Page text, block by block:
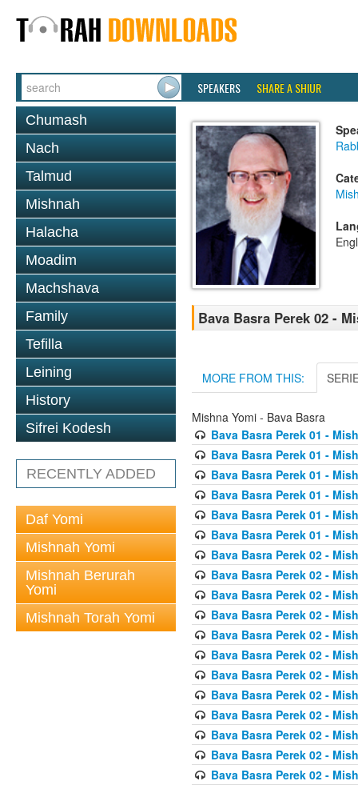
SPEAKERS SHARE A SHIUR
Chumash
Nach
Talmud
Mishnah
Halacha
Moadim
Machshava
Family
Tefilla
Leining
History
Sifrei Kodesh
RECENTLY ADDED
Daf Yomi
Mishnah Yomi
Mishnah Berurah
Yomi
Mishnah Torah Yomi
Bava Basra Perek 02 -
MORE FROM THIS:
Mishna Yomi - Bava Basra
Bava Basra Perek 01 -
Bava Basra Perek 01 -
Bava Basra Perek 01 -
Bava Basra Perek 01 -
Bava Basra Perek 01 -
Bava Basra Perek 01 -
Bava Basra Perek 02 -
Bava Basra Perek 02 -
Bava Basra Perek 02 -
Bava Basra Perek 02 -
Bava Basra Perek 02 -
Bava Basra Perek 02 -
Bava Basra Perek 02 -
Bava Basra Perek 02 -
Bava Basra Perek 02 -
Bava Basra Perek 02 -
Bava Basra Perek 02 -
Bava Basra Perek 02 -